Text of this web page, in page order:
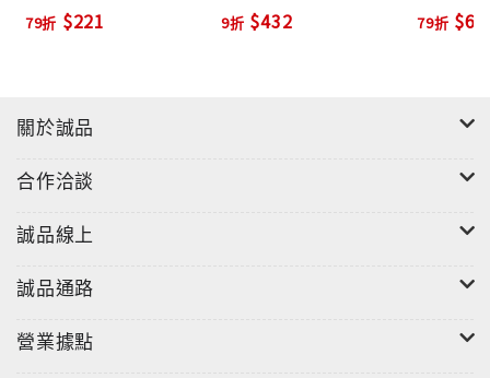
79折 $221 9折 $432 79折
關於誠品
合作洽談
誠品線上
誠品通路
營業據點